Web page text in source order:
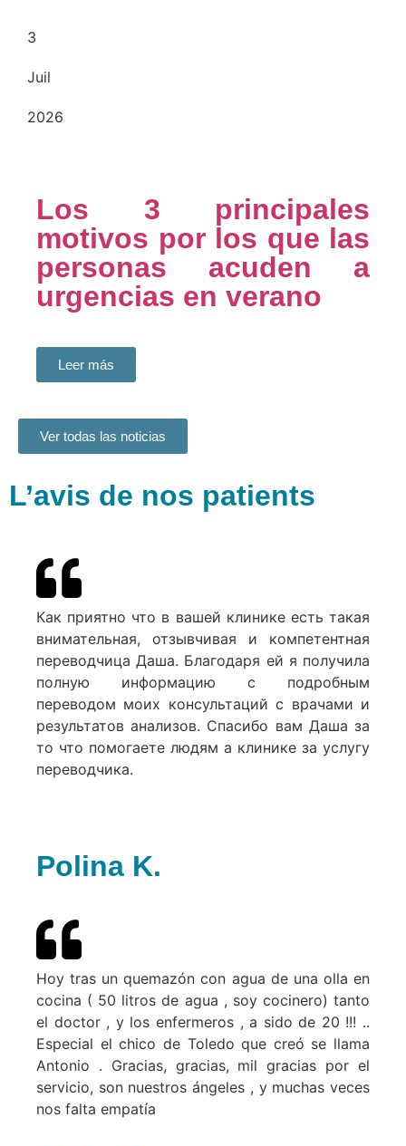
3
Juil
2026
Los 3 principales
motivos por los que las
personas acuden a
urgencias en verano
Leer más
Ver todas las noticias
L’avis de nos patients
Как приятно что в вашей клинике есть такая
внимательная, отзывчивая и компетентная
переводчица Даша. Благодаря ей я получила
полную информацию с подробным
переводом моих консультаций с врачами и
результатов анализов. Спасибо вам Даша за
то что помогаете людям а клинике за услугу
переводчика.
Polina K.
Hoy tras un quemazón con agua de una olla en
cocina ( 50 litros de agua , soy cocinero) tanto
el doctor , y los enfermeros , a sido de 20 !!! ..
Especial el chico de Toledo que creó se llama
Antonio . Gracias, gracias, mil gracias por el
servicio, son nuestros ángeles , y muchas veces
nos falta empatía